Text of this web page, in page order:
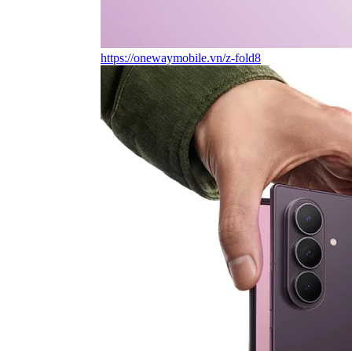
https://onewaymobile.vn/z-fold8